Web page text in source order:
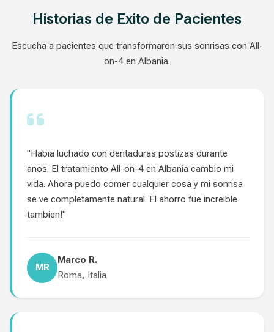
Historias de Exito de Pacientes
Escucha a pacientes que transformaron sus sonrisas con All-
on-4 en Albania.
"Habia luchado con dentaduras postizas durante
anos. El tratamiento All-on-4 en Albania cambio mi
vida. Ahora puedo comer cualquier cosa y mi sonrisa
se ve completamente natural. El ahorro fue increible
tambien!"
MR
Marco R.
Roma, Italia